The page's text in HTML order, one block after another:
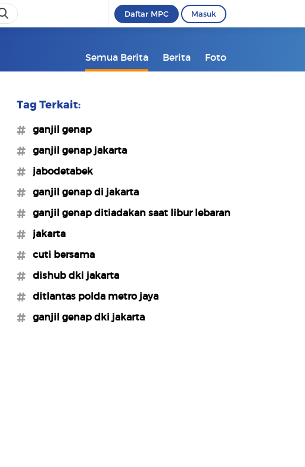
Daftar MPC Masuk
Semua Berita Berita Foto
Tag Terkait:
#ganjil genap
#ganjil genap jakarta
#jabodetabek
#ganjil genap di jakarta
#ganjil genap ditiadakan saat libur lebaran
#jakarta
#cuti bersama
#dishub dki jakarta
#ditlantas polda metro jaya
#ganjil genap dki jakarta